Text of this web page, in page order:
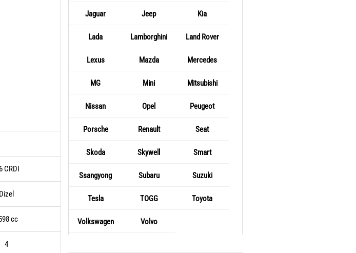
CRDI
Dizel
cc
4
Jaguar Jeep Kia
Lada Lamborghini Land Rover
Lexus Mazda Mercedes
MG Mini Mitsubishi
Nissan Opel Peugeot
Porsche Renault Seat
Skoda Skywell Smart
Ssangyong Subaru Suzuki
Tesla TOGG Toyota
Volkswagen Volvo